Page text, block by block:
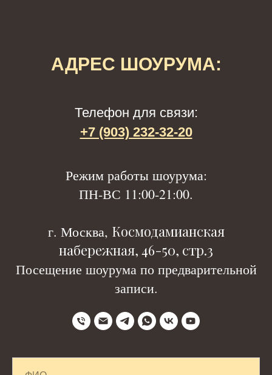
АДРЕС ШОУРУМА:
Телефон для связи:
+7 (903) 232-32-20
Режим работы шоурума:
ПН-ВС 11:00-21:00.
г. Москва, Космодамианская
набережная, 46-50, стр.3
Посещение шоурума по предварительной
записи.